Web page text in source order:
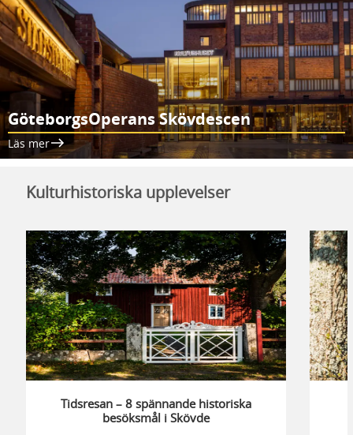
GöteborgsOperans Skövdescen
Läs mer
Kulturhistoriska upplevelser
Tidsresan – 8 spännande historiska
besöksmål i Skövde